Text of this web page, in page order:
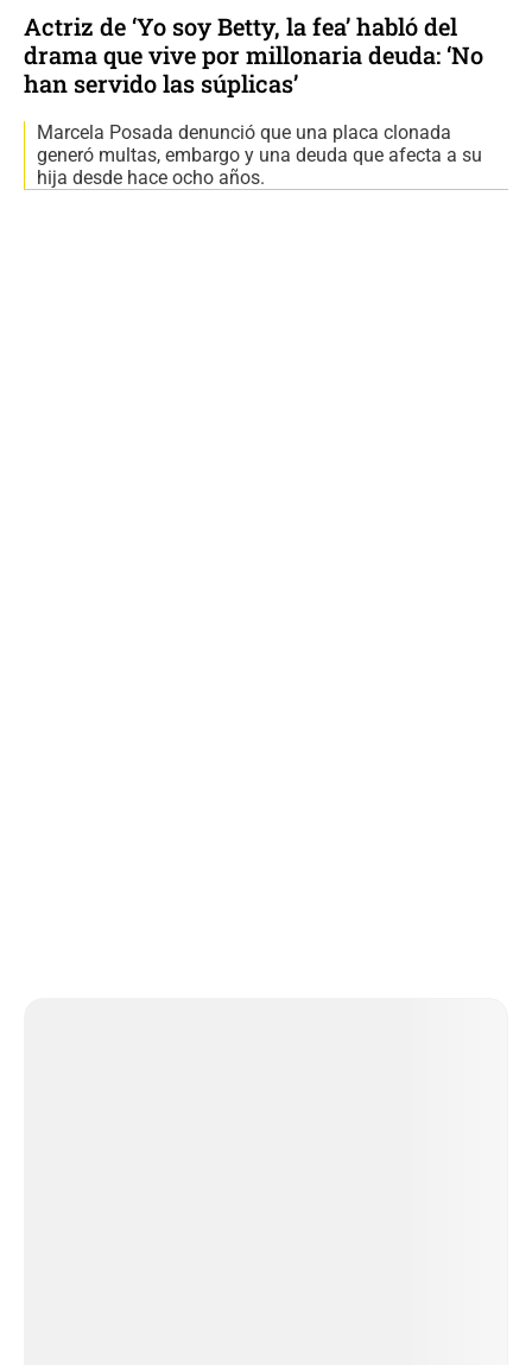
Actriz de ‘Yo soy Betty, la fea’ habló del
drama que vive por millonaria deuda: ‘No
han servido las súplicas’
Marcela Posada denunció que una placa clonada
generó multas, embargo y una deuda que afecta a su
hija desde hace ocho años.